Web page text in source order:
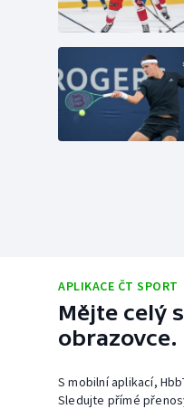
APLIKACE ČT SPORT
Mějte celý
obrazovce.
S mobilní aplikací,
Sledujte přímé